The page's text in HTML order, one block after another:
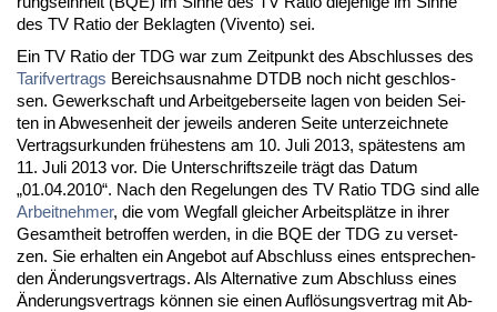
des TV Ra­tio der Be­klag­ten (Viv­en­to) sei.
Ein TV Ra­tio der TDG war zum Zeit­punkt des Ab­schlus­ses des
Ta­rif­ver­trags Be­reichs­aus­nah­me DT­DB noch nicht ge­schlos­
sen. Ge­werk­schaft und Ar­beit­ge­ber­sei­te la­gen von bei­den Sei­
ten in Ab­we­sen­heit der je­weils an­de­ren Sei­te un­ter­zeich­ne­te
Ver­trags­ur­kun­den frühes­tens am 10. Ju­li 2013, spätes­tens am
11. Ju­li 2013 vor. Die Un­ter­schrifts­zei­le trägt das Da­tum
„01.04.2010“. Nach den Re­ge­lun­gen des TV Ra­tio TDG sind al­le
Ar­beit­neh­mer, die vom Weg­fall glei­cher Ar­beitsplätze in ih­rer
Ge­samt­heit be­trof­fen wer­den, in die BQE der TDG zu ver­set­
zen. Sie er­hal­ten ein An­ge­bot auf Ab­schluss ei­nes ent­spre­chen­
den Ände­rungs­ver­trags. Als Al­ter­na­ti­ve zum Ab­schluss ei­nes
Ände­rungs­ver­trags können sie ei­nen Auflösungs­ver­trag mit Ab­